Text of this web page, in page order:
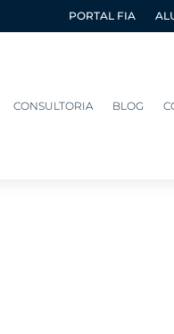
PORTAL FIA
CONSULTORIA BLOG